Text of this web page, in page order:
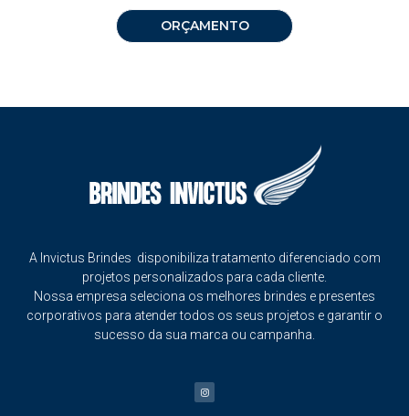
ORÇAMENTO
A Invictus Brindes disponibiliza tratamento diferenciado com
projetos personalizados para cada cliente.
Nossa empresa seleciona os melhores brindes e presentes
corporativos para atender todos os seus projetos e garantir o
sucesso da sua marca ou campanha.